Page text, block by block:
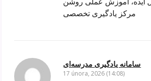
مرکز یادگیری تخصصی
سامانه یادگیری مدرسه‌ای
17 února, 2026 (14:08)